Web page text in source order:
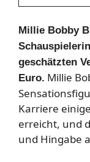
Millie Bobby
geschätzten
Euro. Millie
Karriere
erreicht, und
und Hingabe